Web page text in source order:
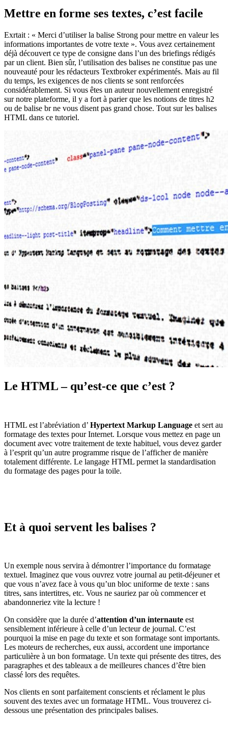
Mettre en forme ses textes, c’est facile
Exrtait : « Merci d’utiliser la balise Strong pour mettre en valeur les
informations importantes de votre texte ». Vous avez certainement
déjà découvert ce type de consigne dans l’un des briefings rédigés
par un client. Bien sûr, l’utilisation des balises ne constitue pas une
nouveauté pour les rédacteurs Textbroker expérimentés. Mais au fil
du temps, les exigences de nos clients se sont renforcées
considérablement. Si vous êtes un auteur nouvellement enregistré
sur notre plateforme, il y a fort à parier que les notions de titres h2
ou de balise br ne vous disent pas grand chose. Tout sur les balises
HTML dans ce tutoriel.
Le HTML – qu’est-ce que c’est ?
HTML est l’abréviation d’ Hypertext Markup Language et sert au
formatage des textes pour Internet. Lorsque vous mettez en page un
document avec votre traitement de texte habituel, vous devez garder
à l’esprit qu’un autre programme risque de l’afficher de manière
totalement différente. Le langage HTML permet la standardisation
du formatage des pages pour la toile.
Et à quoi servent les balises ?
Un exemple nous servira à démontrer l’importance du formatage
textuel. Imaginez que vous ouvrez votre journal au petit-déjeuner et
que vous n’avez face à vous qu’un bloc uniforme de texte : sans
titres, sans intertitres, etc. Vous ne sauriez par où commencer et
abandonneriez vite la lecture !
On considère que la durée d’attention d’un internaute est
sensiblement inférieure à celle d’un lecteur de journal. C’est
pourquoi la mise en page du texte et son formatage sont importants.
Les moteurs de recherches, eux aussi, accordent une importance
particulière à un bon formatage. Un texte qui présente des titres, des
paragraphes et des tableaux a de meilleures chances d’être bien
classé lors des requêtes.
Nos clients en sont parfaitement conscients et réclament le plus
souvent des textes avec un formatage HTML. Vous trouverez ci-
dessous une présentation des principales balises.